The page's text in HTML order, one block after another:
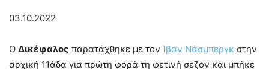
03.10.2022
Ο Δικέφαλος παρατάχθηκε με τον Ίβαν Νάσμπεργκ στην
αρχική 11άδα για πρώτη φορά τη φετινή σεζον και μπήκε